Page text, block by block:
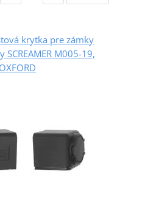
krytka pre zámky
SCREAMER M005-19,
OXFORD